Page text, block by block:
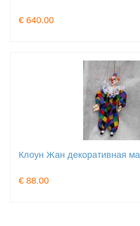
€ 640.00
Клоун Жан декоративная
€ 88.00